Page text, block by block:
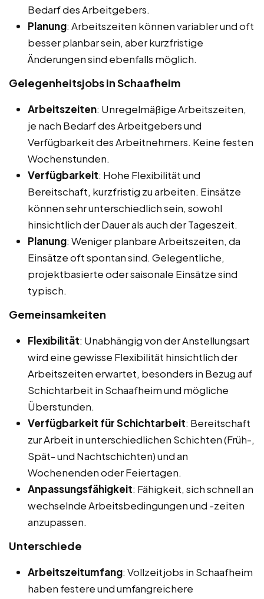
Bedarf des Arbeitgebers.
Planung: Arbeitszeiten können variabler und oft
besser planbar sein, aber kurzfristige
Änderungen sind ebenfalls möglich.
Gelegenheitsjobs in Schaafheim
Arbeitszeiten: Unregelmäßige Arbeitszeiten,
je nach Bedarf des Arbeitgebers und
Verfügbarkeit des Arbeitnehmers. Keine festen
Wochenstunden.
Verfügbarkeit: Hohe Flexibilität und
Bereitschaft, kurzfristig zu arbeiten. Einsätze
können sehr unterschiedlich sein, sowohl
hinsichtlich der Dauer als auch der Tageszeit.
Planung: Weniger planbare Arbeitszeiten, da
Einsätze oft spontan sind. Gelegentliche,
projektbasierte oder saisonale Einsätze sind
typisch.
Gemeinsamkeiten
Flexibilität: Unabhängig von der Anstellungsart
wird eine gewisse Flexibilität hinsichtlich der
Arbeitszeiten erwartet, besonders in Bezug auf
Schichtarbeit in Schaafheim und mögliche
Überstunden.
Verfügbarkeit für Schichtarbeit: Bereitschaft
zur Arbeit in unterschiedlichen Schichten (Früh-,
Spät- und Nachtschichten) und an
Wochenenden oder Feiertagen.
Anpassungsfähigkeit: Fähigkeit, sich schnell an
wechselnde Arbeitsbedingungen und -zeiten
anzupassen.
Unterschiede
Arbeitszeitumfang: Vollzeitjobs in Schaafheim
haben festere und umfangreichere